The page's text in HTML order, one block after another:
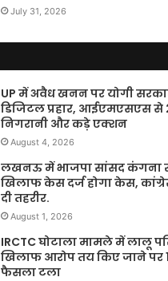
July 31, 2026
UP में अवैध खनन पर योगी
डिजिटल प्रहार, आईएमएसएस से
निगरानी और कड़े एक्शन
August 4, 2026
लखनऊ में भाजपा सांसद कंगना
खिलाफ केस दर्ज होगा केस,
दी तहरीर.
August 1, 2026
IRCTC घोटाला मामले में लालू
खिलाफ आरोप तय किए जाने पर
फैसला टला